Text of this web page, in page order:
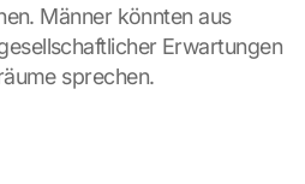
Männer könnten aus
Erwartungen
sprechen.